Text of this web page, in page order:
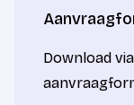
Download